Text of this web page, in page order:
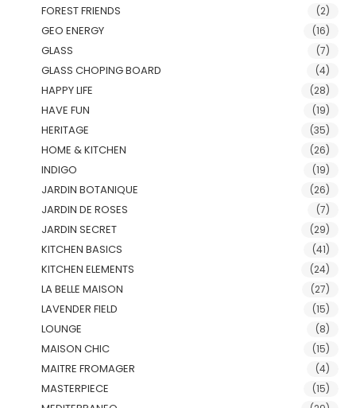
FOREST FRIENDS (2)
GEO ENERGY (16)
GLASS (7)
GLASS CHOPING BOARD (4)
HAPPY LIFE (28)
HAVE FUN (19)
HERITAGE (35)
HOME & KITCHEN (26)
INDIGO (19)
JARDIN BOTANIQUE (26)
JARDIN DE ROSES (7)
JARDIN SECRET (29)
KITCHEN BASICS (41)
KITCHEN ELEMENTS (24)
LA BELLE MAISON (27)
LAVENDER FIELD (15)
LOUNGE (8)
MAISON CHIC (15)
MAITRE FROMAGER (4)
MASTERPIECE (15)